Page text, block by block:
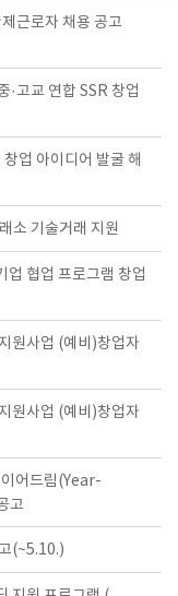
근로자 채용 공고
·고교 연합 SSR 창업
업 아이디어 발굴 해
소 기술거래 지원
업 협업 프로그램 창업
원사업 (예비)창업자
원사업 (예비)창업자
어드림(Year-
고
(~5.10.)